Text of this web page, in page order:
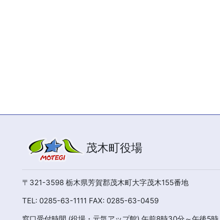
茂木町役場
〒321-3598 栃木県芳賀郡茂木町大字茂木155番地
TEL: 0285-63-1111 FAX: 0285-63-0459